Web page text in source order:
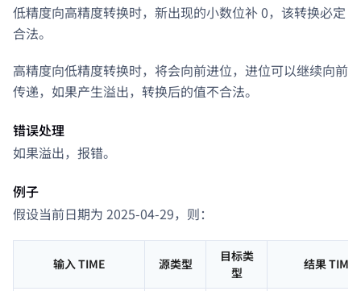
低精度向高精度转换时，新出现的小数位补 0，该转换必定
合法。
高精度向低精度转换时，将会向前进位，进位可以继续向前
传递，如果产生溢出，转换后的值不合法。
错误处理
如果溢出，报错。
例子
假设当前日期为 2025-04-29，则：
输入 TIME 源类型
目标类
型
结果 TIME